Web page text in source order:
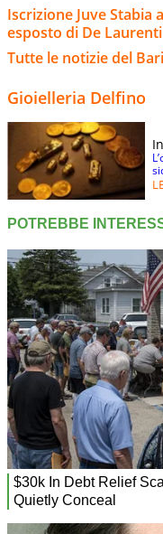
Iscrizione Juve Stabia
esposto di De
Tutte le notizie del Bari
Gioielleria Delfino